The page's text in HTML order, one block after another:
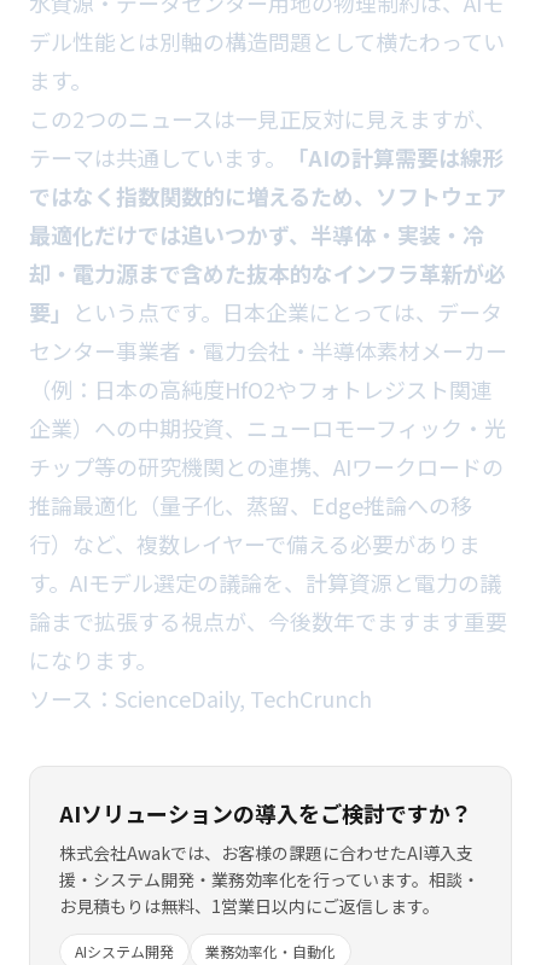
デル性能とは別軸の構造問題として横たわってい
ます。
この2つのニュースは一見正反対に見えますが、
テーマは共通しています。
「AIの計算需要は線形
ではなく指数関数的に増えるため、ソフトウェア
最適化だけでは追いつかず、半導体・実装・冷
却・電力源まで含めた抜本的なインフラ革新が必
要」
という点です。日本企業にとっては、データ
センター事業者・電力会社・半導体素材メーカー
（例：日本の高純度HfO2やフォトレジスト関連
企業）への中期投資、ニューロモーフィック・光
チップ等の研究機関との連携、AIワークロードの
推論最適化（量子化、蒸留、Edge推論への移
行）など、複数レイヤーで備える必要がありま
す。AIモデル選定の議論を、計算資源と電力の議
論まで拡張する視点が、今後数年でますます重要
になります。
ソース： ScienceDaily, TechCrunch
AIソリューションの導入をご検討ですか？
株式会社Awakでは、お客様の課題に合わせたAI導入支
援・システム開発・業務効率化を行っています。相談・
お見積もりは無料、1営業日以内にご返信します。
AIシステム開発
業務効率化・自動化